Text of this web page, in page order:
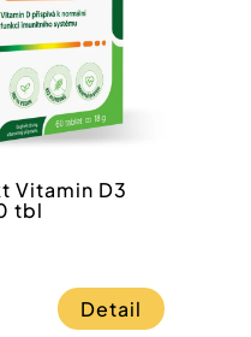
Vitamin D3
tbl
Detail